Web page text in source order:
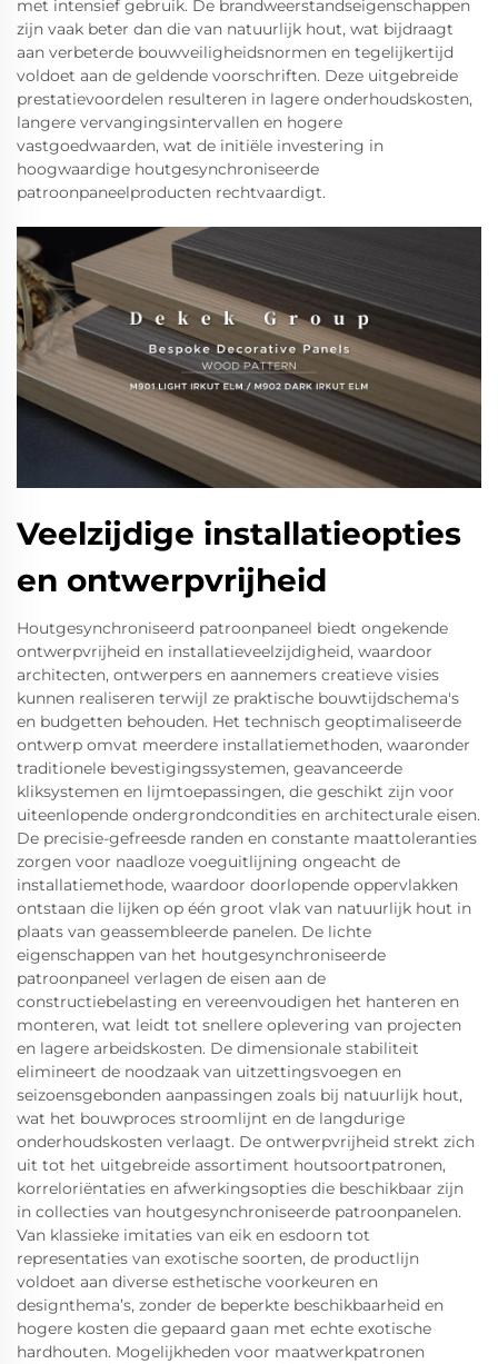
met intensief gebruik. De brandweerstandseigenschappen
zijn vaak beter dan die van natuurlijk hout, wat bijdraagt
aan verbeterde bouwveiligheidsnormen en tegelijkertijd
voldoet aan de geldende voorschriften. Deze uitgebreide
prestatievoordelen resulteren in lagere onderhoudskosten,
langere vervangingsintervallen en hogere
vastgoedwaarden, wat de initiële investering in
hoogwaardige houtgesynchroniseerde
patroonpaneelproducten rechtvaardigt.
Veelzijdige installatieopties
en ontwerpvrijheid
Houtgesynchroniseerd patroonpaneel biedt ongekende
ontwerpvrijheid en installatieveelzijdigheid, waardoor
architecten, ontwerpers en aannemers creatieve visies
kunnen realiseren terwijl ze praktische bouwtijdschema's
en budgetten behouden. Het technisch geoptimaliseerde
ontwerp omvat meerdere installatiemethoden, waaronder
traditionele bevestigingssystemen, geavanceerde
kliksystemen en lijmtoepassingen, die geschikt zijn voor
uiteenlopende ondergrondcondities en architecturale eisen.
De precisie-gefreesde randen en constante maattoleranties
zorgen voor naadloze voeguitlijning ongeacht de
installatiemethode, waardoor doorlopende oppervlakken
ontstaan die lijken op één groot vlak van natuurlijk hout in
plaats van geassembleerde panelen. De lichte
eigenschappen van het houtgesynchroniseerde
patroonpaneel verlagen de eisen aan de
constructiebelasting en vereenvoudigen het hanteren en
monteren, wat leidt tot snellere oplevering van projecten
en lagere arbeidskosten. De dimensionale stabiliteit
elimineert de noodzaak van uitzettingsvoegen en
seizoensgebonden aanpassingen zoals bij natuurlijk hout,
wat het bouwproces stroomlijnt en de langdurige
onderhoudskosten verlaagt. De ontwerpvrijheid strekt zich
uit tot het uitgebreide assortiment houtsoortpatronen,
korreloriëntaties en afwerkingsopties die beschikbaar zijn
in collecties van houtgesynchroniseerde patroonpanelen.
Van klassieke imitaties van eik en esdoorn tot
representaties van exotische soorten, de productlijn
voldoet aan diverse esthetische voorkeuren en
designthema’s, zonder de beperkte beschikbaarheid en
hogere kosten die gepaard gaan met echte exotische
hardhouten. Mogelijkheden voor maatwerkpatronen